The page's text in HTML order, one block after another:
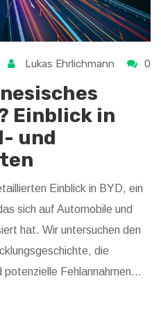
Lukas Ehrlichmann 0
Einblick in
und
Einblick in BYD, ein
sich auf Automobile und
hat. Wir untersuchen den
die
Fehlannahmen